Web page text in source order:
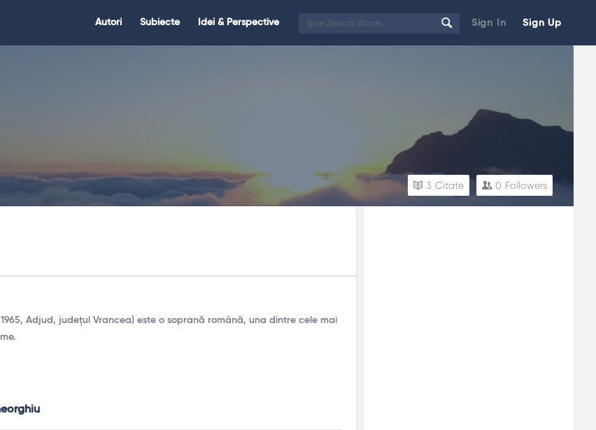
Sign In Sign Up
Citate.ro
Autori Subiecte Idei & Perspective
0 Followers
3 Citate
Adjud, județul Vrancea) este o soprană română, una dintre cele mai